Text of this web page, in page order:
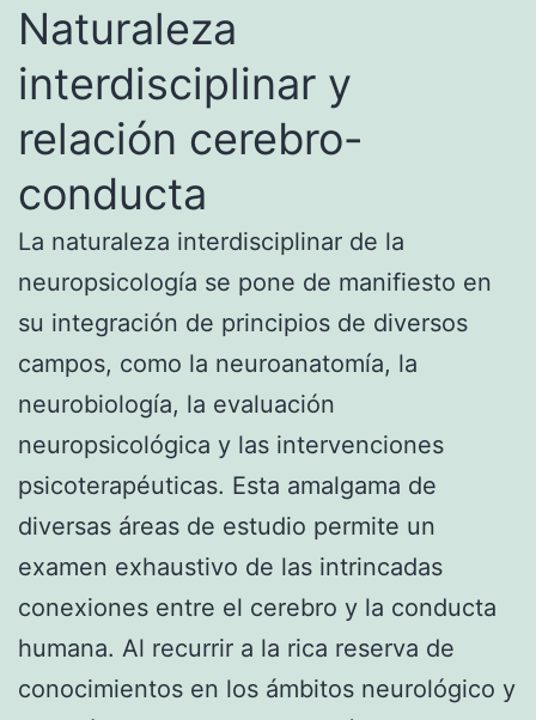
Naturaleza
interdisciplinar y
relación cerebro-
conducta
La naturaleza interdisciplinar de la
neuropsicología se pone de manifiesto en
su integración de principios de diversos
campos, como la neuroanatomía, la
neurobiología, la evaluación
neuropsicológica y las intervenciones
psicoterapéuticas. Esta amalgama de
diversas áreas de estudio permite un
examen exhaustivo de las intrincadas
conexiones entre el cerebro y la conducta
humana. Al recurrir a la rica reserva de
conocimientos en los ámbitos neurológico y